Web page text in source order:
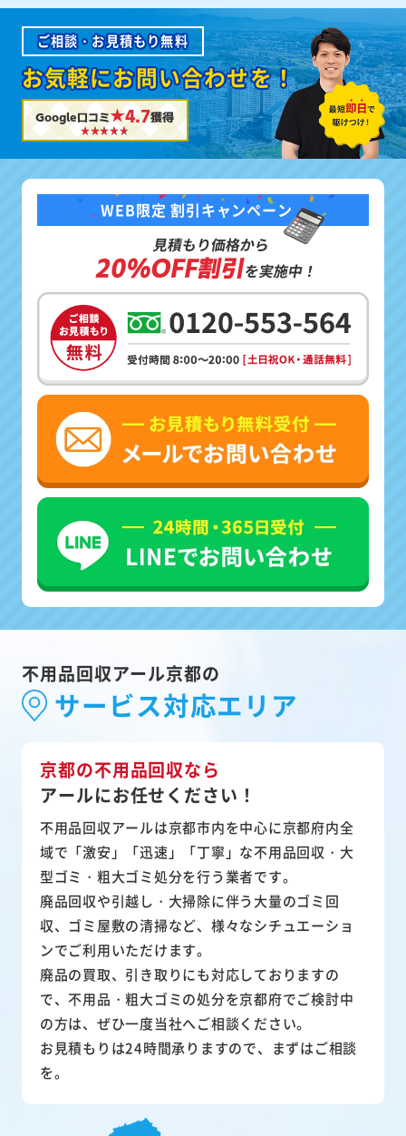
ご相談・お見積もり無料
お気軽にお問い合わせを！
Google口コミ★4.7獲得
WEB限定 割引キャンペーン
見積もり価格から
20%OFF割引を実施中！
不用品回収アール京都の
サービス対応エリア
京都の不用品回収なら
アールにお任せください！
不用品回収アールは京都市内を中心に京都府内全
域で「激安」「迅速」「丁寧」な不用品回収・大
型ゴミ・粗大ゴミ処分を行う業者です。
廃品回収や引越し・大掃除に伴う大量のゴミ回
収、ゴミ屋敷の清掃など、様々なシチュエーショ
ンでご利用いただけます。
廃品の買取、引き取りにも対応しておりますの
で、不用品・粗大ゴミの処分を京都府でご検討中
の方は、ぜひ一度当社へご相談ください。
お見積もりは24時間承りますので、まずはご相談
を。